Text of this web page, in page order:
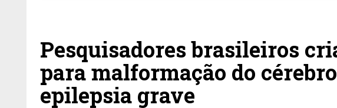
Pesquisadores brasileiros
para malformação do
epilepsia grave